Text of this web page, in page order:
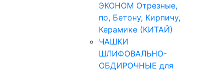
ЭКОНОМ Отрезные,
по, Бетону, Кирпичу,
Керамике (КИТАЙ)
ЧАШКИ
ШЛИФОВАЛЬНО-
ОБДИРОЧНЫЕ для